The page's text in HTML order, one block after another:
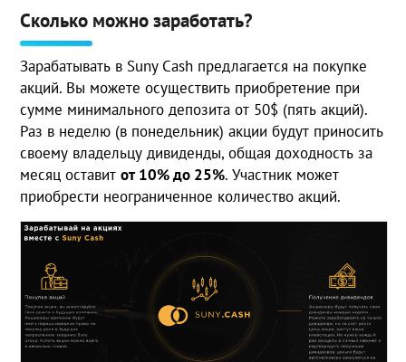
Сколько можно заработать?
Зарабатывать в Suny Cash предлагается на покупке
акций. Вы можете осуществить приобретение при
сумме минимального депозита от 50$ (пять акций).
Раз в неделю (в понедельник) акции будут приносить
своему владельцу дивиденды, общая доходность за
месяц оставитот 10% до 25%. Участник может
приобрести неограниченное количество акций.